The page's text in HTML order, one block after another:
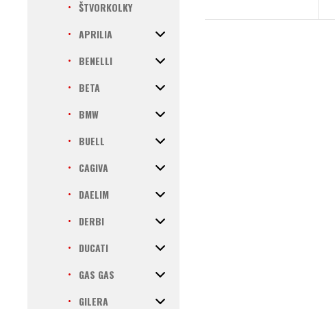
ŠTVORKOLKY
APRILIA
BENELLI
BETA
BMW
BUELL
CAGIVA
DAELIM
DERBI
DUCATI
GAS GAS
GILERA